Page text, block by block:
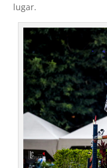
lugar.